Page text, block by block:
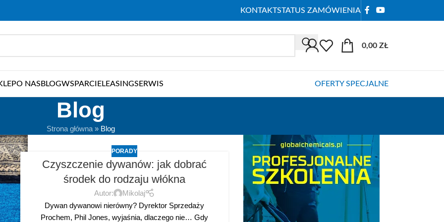
KONTAKTSTATUS ZAMÓWIENIA
0,00 ZŁ
O NAS BLOGWSPARCIELEASINGSERWIS OFERTY SPECJALNE
Blog
Strona główna » Blog
PORADY
Czyszczenie dywanów: jak dobrać
środek do rodzaju włókna
Autor:
Mikolaj
Dywan dywanowi nierówny? Dyrektor Sprzedaży
Prochem, Phil Jones, wyjaśnia, dlaczego nie… Gdy